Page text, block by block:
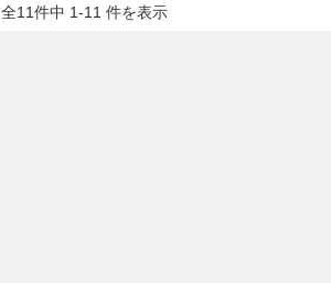
全11件中 1-11 件を表示